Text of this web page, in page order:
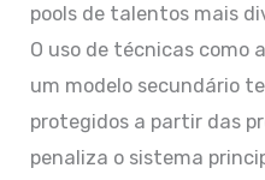
pools de talentos mais
O uso de técnicas como
um modelo secundário
protegidos a partir das
penaliza o sistema